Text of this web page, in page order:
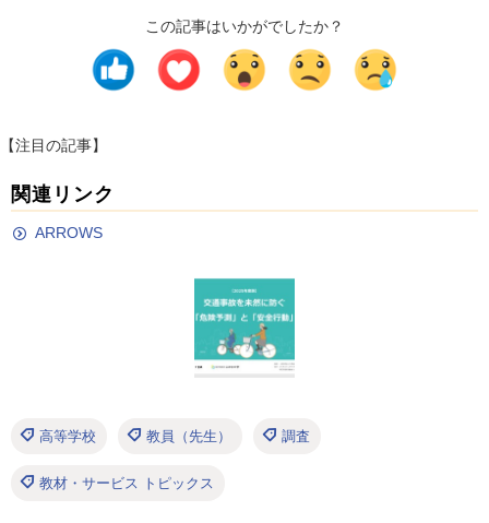
この記事はいかがでしたか？
【注目の記事】
関連リンク
ARROWS
高等学校 教員（先生） 調査
教材・サービス トピックス